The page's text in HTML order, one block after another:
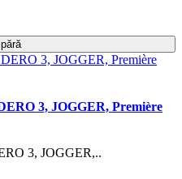
3, JOGGER, Première
3, JOGGER,..